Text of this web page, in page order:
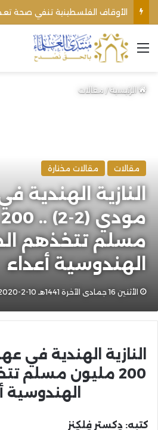
القائمة
الرئيسية/مقالات
مقالات مقالات مختارة
النازية الهندية
مسلم تتخذهم
الهندوسية أعداء
الأثنين 16 جمادى الآخرة 1441هـ 10-2-2020م
200 مليون مسلم
الهندوسية
كتبه: دِکستر فِلكِنز